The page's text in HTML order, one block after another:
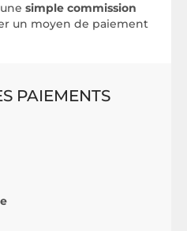
simple commission
un moyen de paiement
PAIEMENTS